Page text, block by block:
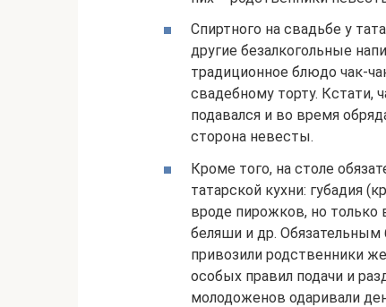
Спиртного на свадьбе у
другие безалкогольные
традиционное блюдо чак-
свадебному торту. Кстати,
подавался и во время
сторона невесты.
Кроме того, на столе
татарской кухни: губадия
вроде пирожков, но
беляши и др.
привозили родственники
особых правил подачи и
молодоженов одаривали